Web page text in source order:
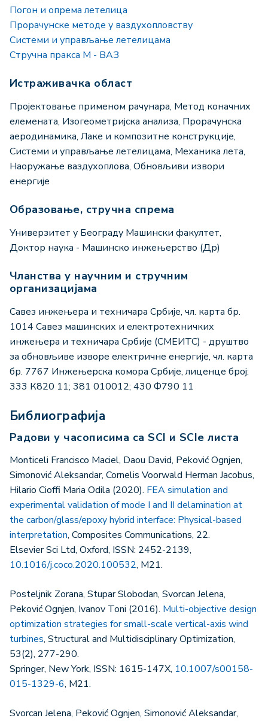
Погон и опрема летелица
Прорачунске методе у ваздухопловству
Системи и управљање летелицама
Стручна пракса М - ВАЗ
Истраживачка област
Пројектовање применом рачунара, Метод коначних
елемената, Изогеометријска анализа, Прорачунска
аеродинамика, Лаке и композитне конструкције,
Системи и управљање летелицама, Механика лета,
Наоружање ваздухоплова, Обновљиви извори
енергије
Образовање, стручна спрема
Универзитет у Београду Машински факултет,
Доктор наука - Машинско инжењерство (Др)
Чланства у научним и стручним
организацијама
Савез инжењера и техничара Србије, чл. карта бр.
1014 Савез машинских и електротехничких
инжењера и техничара Србије (СМЕИТС) - друштво
за обновљиве изворе електричне енергије, чл. карта
бр. 7767 Инжењерска комора Србије, лиценце број:
333 К820 11; 381 010012; 430 Ф790 11
Библиографија
Радови у часописима са SCI и SCIe листа
Monticeli Francisco Maciel, Daou David, Peković Ognjen,
Simonović Aleksandar, Cornelis Voorwald Herman Jacobus,
Hilario Cioffi Maria Odila (2020). FEA simulation and
experimental validation of mode I and II delamination at
the carbon/glass/epoxy hybrid interface: Physical-based
interpretation, Composites Communications, 22.
Elsevier Sci Ltd, Oxford, ISSN: 2452-2139,
10.1016/j.coco.2020.100532, M21.
Posteljnik Zorana, Stupar Slobodan, Svorcan Jelena,
Peković Ognjen, Ivanov Toni (2016). Multi-objective design
optimization strategies for small-scale vertical-axis wind
turbines, Structural and Multidisciplinary Optimization,
53(2), 277-290.
Springer, New York, ISSN: 1615-147X, 10.1007/s00158-
015-1329-6, M21.
Svorcan Jelena, Peković Ognjen, Simonović Aleksandar,